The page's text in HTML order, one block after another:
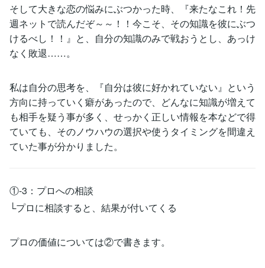
そして大きな恋の悩みにぶつかった時、『来たなこれ！先
週ネットで読んだぞ～～！！今こそ、その知識を彼にぶつ
けるべし！！』と、自分の知識のみで戦おうとし、あっけ
なく敗退……。
私は自分の思考を、『自分は彼に好かれていない』という
方向に持っていく癖があったので、どんなに知識が増えて
も相手を疑う事が多く、せっかく正しい情報を本などで得
ていても、そのノウハウの選択や使うタイミングを間違え
ていた事が分かりました。
①-3：プロへの相談
└プロに相談すると、結果が付いてくる
プロの価値については②で書きます。